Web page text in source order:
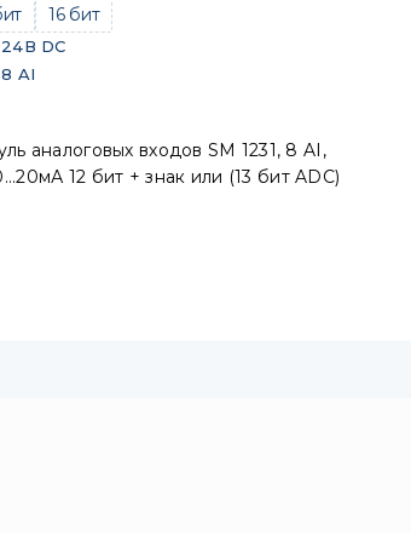
16 бит
24В DC
8 AI
аналоговых входов SM 1231, 8 AI,
12 бит + знак или (13 бит ADC)